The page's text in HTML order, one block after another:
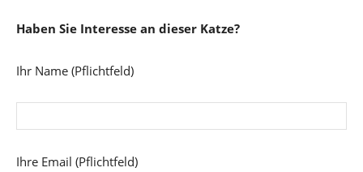
Haben Sie Interesse an dieser Katze?
Ihr Name (Pflichtfeld)
Ihre Email (Pflichtfeld)